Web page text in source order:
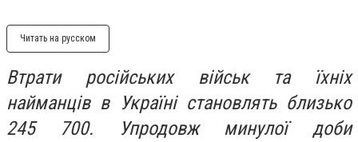
Читать на русском
Втрати російських військ та їхніх
найманців в Україні становлять близько
245 700. Упродовж минулої доби